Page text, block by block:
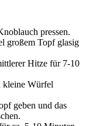
pressen.
großem Topf glasig
Hitze für 7-10
kleine Würfel
geben und das